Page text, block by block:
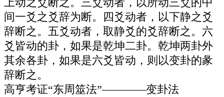
间一爻之爻辞为断。四爻动者，以下静之爻
辞断之。五爻动者，取静爻的爻辞断之。六
爻皆动的卦，如果是乾坤二卦。乾坤两卦外
其余各卦，如果是六爻皆动，则以变卦的彖
辞断之。
高亨考证“东周筮法”————变卦法